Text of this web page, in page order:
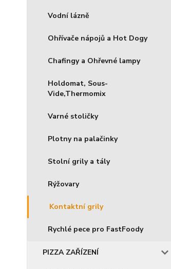
Vodní lázně
Ohřívače nápojů a Hot Dogy
Chafingy a Ohřevné lampy
Holdomat, Sous-
Vide,Thermomix
Varné stoličky
Plotny na palačinky
Stolní grily a tály
Rýžovary
Kontaktní grily
Rychlé pece pro FastFoody
PIZZA ZAŘÍZENÍ